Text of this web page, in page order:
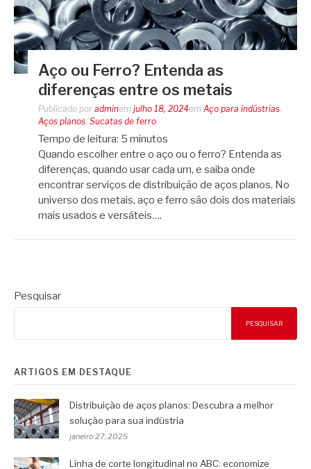
Aço ou Ferro? Entenda as
diferenças entre os metais
Publicado por adminem julho 18, 2024em Aço para indústrias,
Aços planos, Sucatas de ferro
Tempo de leitura: 5 minutos
Quando escolher entre o aço ou o ferro? Entenda as
diferenças, quando usar cada um, e saiba onde
encontrar serviços de distribuição de aços planos. No
universo dos metais, aço e ferro são dois dos materiais
mais usados e versáteis….
Pesquisar
PESQUISAR
ARTIGOS EM DESTAQUE
Distribuição de aços planos: Descubra a melhor
solução para sua indústria
janeiro 27, 2025
Linha de corte longitudinal no ABC: economize